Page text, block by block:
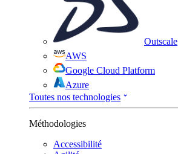
Outscale
AWS
Google Cloud Platform
Azure
Toutes nos technologies
Méthodologies
Accessibilité